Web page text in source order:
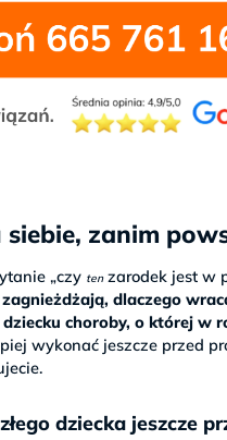
zanim
„czy tenzarodek jest w
dlaczego
choroby, o której w
wykonać jeszcze przed
dziecka jeszcze